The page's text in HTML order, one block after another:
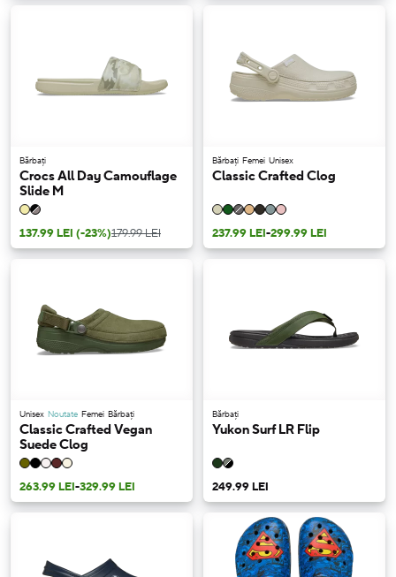
Bărbați
Crocs All Day Camouflage
Slide M
137.99 LEI (-23%)179.99 LEI
Bărbați Femei Unisex
Classic Crafted Clog
237.99 LEI-299.99 LEI
Unisex Noutate Femei Bărbați
Classic Crafted Vegan
Suede Clog
263.99 LEI-329.99 LEI
Bărbați
Yukon Surf LR Flip
249.99 LEI